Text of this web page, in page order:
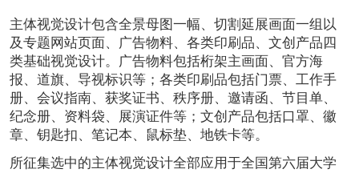
主体视觉设计包含全景母图一幅、切割延展画面一组以
及专题网站页面、广告物料、各类印刷品、文创产品四
类基础视觉设计。广告物料包括桁架主画面、官方海
报、道旗、导视标识等；各类印刷品包括门票、工作手
册、会议指南、获奖证书、秩序册、邀请函、节目单、
纪念册、资料袋、展演证件等；文创产品包括口罩、徽
章、钥匙扣、笔记本、鼠标垫、地铁卡等。
所征集选中的主体视觉设计全部应用于全国第六届大学